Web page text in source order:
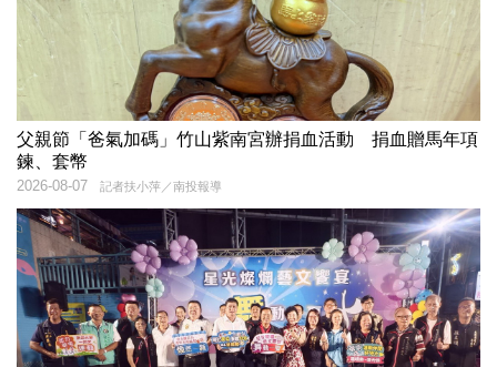
父親節「爸氣加碼」竹山紫南宮辦捐血活動 捐血贈馬年項
鍊、套幣
記者扶小萍／南投報導
2026-08-07